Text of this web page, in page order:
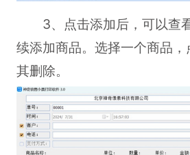
3、点击添加后，可以查
续添加商品。选择一个商品
其删除。